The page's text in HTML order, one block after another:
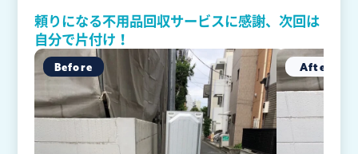
頼りになる不用品回収サービスに感謝、次回は
自分で片付け！